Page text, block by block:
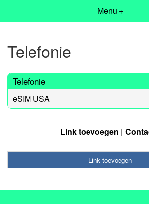
Menu +
Telefonie
Telefonie
eSIM USA
Link toevoegen
Link toevoegen